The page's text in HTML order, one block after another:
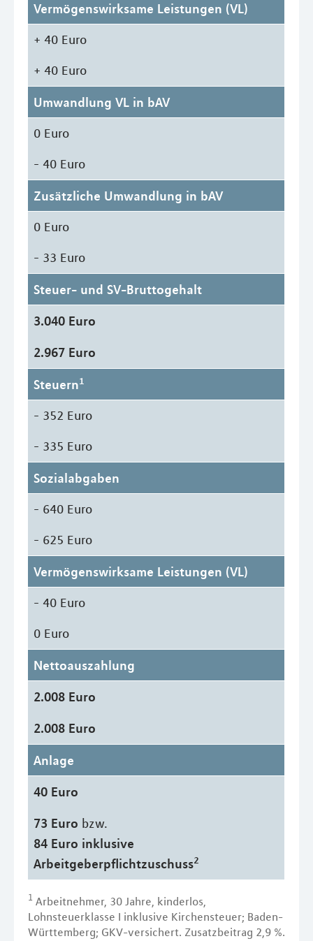
Vermögenswirksame Leistungen (VL)
+ 40 Euro
+ 40 Euro
Umwandlung VL in bAV
0 Euro
- 40 Euro
Zusätzliche Umwandlung in bAV
0 Euro
- 33 Euro
Steuer- und SV-Bruttogehalt
3.040 Euro
2.967 Euro
Steuern1
- 352 Euro
- 335 Euro
Sozialabgaben
- 640 Euro
- 625 Euro
Vermögenswirksame Leistungen (VL)
- 40 Euro
0 Euro
Nettoauszahlung
2.008 Euro
2.008 Euro
Anlage
40 Euro
73 Euro bzw.
84 Euro inklusive
Arbeitgeberpflichtzuschuss2
1 Arbeitnehmer, 30 Jahre, kinderlos,
Lohnsteuerklasse I inklusive Kirchensteuer; Baden-
Württemberg; GKV-versichert. Zusatzbeitrag 2,9 %.